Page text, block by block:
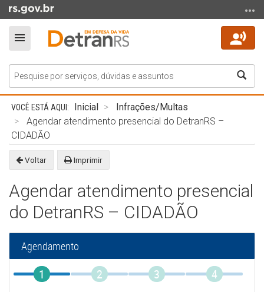
para
conteúdo
para
o
menu
para
busca
Alterna
a
navegação
Início
conteúdo
Inicial
Infrações/Multas
Agendar atendimento presencial do DetranRS –
CIDADÃO
Voltar Imprimir
Agendar atendimento presencial
do DetranRS – CIDADÃO